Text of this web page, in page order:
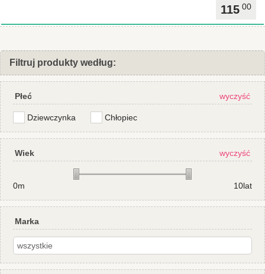
115 00
Filtruj produkty według:
Płeć wyczyść
Dziewczynka Chłopiec
Wiek wyczyść
0m 10lat
Marka